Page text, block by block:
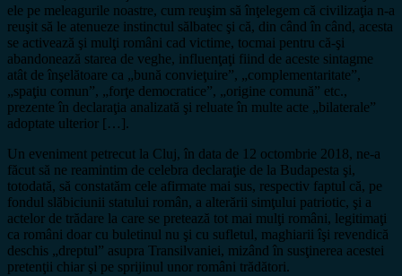
ele pe meleagurile noastre, cum reuşim să înţelegem că civilizaţia n-a
reuşit să le atenueze instinctul sălbatec şi că, din când în când, acesta
se activează şi mulţi români cad victime, tocmai pentru că-şi
abandonează starea de veghe, influenţaţi fiind de aceste sintagme
atât de înşelătoare ca „bună convieţuire”, „complementaritate”,
„spaţiu comun”, „forţe democratice”, „origine comună” etc.,
prezente în declaraţia analizată şi reluate în multe acte „bilaterale”
adoptate ulterior […].
Un eveniment petrecut la Cluj, în data de 12 octombrie 2018, ne-a
făcut să ne reamintim de celebra declaraţie de la Budapesta şi,
totodată, să constatăm cele afirmate mai sus, respectiv faptul că, pe
fondul slăbiciunii statului român, a alterării simţului patriotic, şi a
actelor de trădare la care se pretează tot mai mulţi români, legitimaţi
ca români doar cu buletinul nu şi cu sufletul, maghiarii îşi revendică
deschis „dreptul” asupra Transilvaniei, mizând în susţinerea acestei
pretenţii chiar şi pe sprijinul unor români trădători.